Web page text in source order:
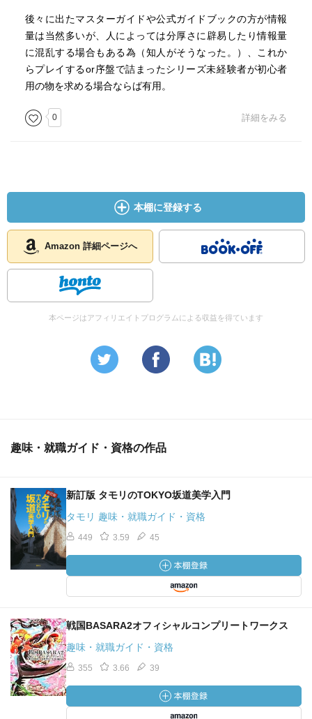
後々に出たマスターガイドや公式ガイドブックの方が情報
量は当然多いが、人によっては分厚さに辟易したり情報量
に混乱する場合もある為（知人がそうなった。）、これか
らプレイするor序盤で詰まったシリーズ未経験者が初心者
用の物を求める場合ならば有用。
0 詳細をみる
本棚に登録する
Amazon 詳細ページへ
本ページはアフィリエイトプログラムによる収益を得ています
趣味・就職ガイド・資格の作品
新訂版 タモリのTOKYO坂道美学入門
タモリ 趣味・就職ガイド・資格
449 3.59 45
戦国BASARA2オフィシャルコンプリートワークス
趣味・就職ガイド・資格
355 3.66 39